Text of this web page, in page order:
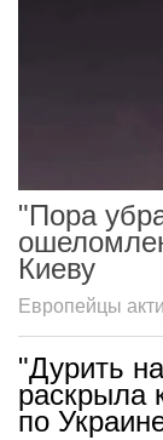
"Пора
Киеву
Европейцы
"Дурить
раскрыла
по